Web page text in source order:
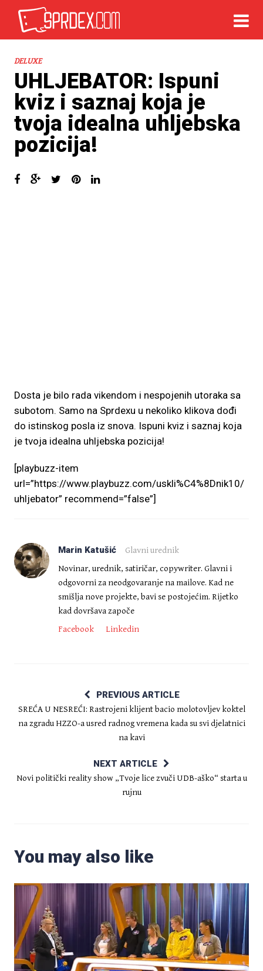
DELUXE
UHLJEBATOR: Ispuni
kviz i saznaj koja je
tvoja idealna uhljebska
pozicija!
Dosta je bilo rada vikendom i nespojenih utoraka sa
subotom. Samo na Sprdexu u nekoliko klikova dođi
do istinskog posla iz snova. Ispuni kviz i saznaj koja
je tvoja idealna uhljebska pozicija!
[playbuzz-item
url=”https://www.playbuzz.com/uskli%C4%8Dnik10/
uhljebator” recommend=”false”]
Marin Katušić
Glavni urednik
Novinar, urednik, satiričar, copywriter. Glavni i
odgovorni za neodgovaranje na mailove. Kad ne
smišlja nove projekte, bavi se postojećim. Rijetko
kad dovršava započe
Facebook
Linkedin
PREVIOUS ARTICLE
SREĆA U NESREĆI: Rastrojeni klijent bacio molotovljev koktel
na zgradu HZZO-a usred radnog vremena kada su svi djelatnici
na kavi
NEXT ARTICLE
Novi politički reality show „Tvoje lice zvuči UDB-aško“ starta u
rujnu
You may also like